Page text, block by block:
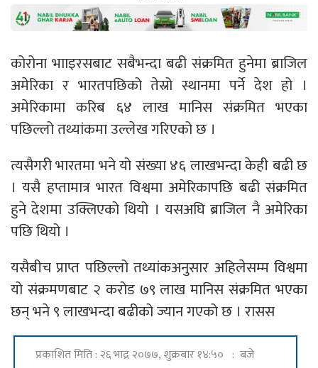
कोरोना भााइरसबाट सबैभन्दा बढी संक्रमित हुनेमा ब्राजिल
अमेरिका र भारतपछिको तेस्रो स्थानमा पर्ने देश हो ।
अमेरिकामा करिब ६४ लाख मानिस संक्रमित भएका
पछिल्लो तथ्यांकमा उल्लेख गरिएको छ ।
त्यसैगरी भारतमा भने यो संख्या ४६ लाखभन्दा केही बढी छ
। यसै हप्तामात्र भारत विश्वमा अमेरिकापछि बढी संक्रमित
हुने देशमा उक्लिएको थियो । यसअघि ब्राजिल नै अमेरिका
पछि थियो ।
यसैबीच प्राप्त पछिल्लो तथ्यांकअनुसार अहिलेसम्म विश्वमा
यो संक्रमणबाट २ करोड ७९ लाख मानिस संक्रमित भएका
छन् भने ९ लाखभन्दा बढीको ज्यान गएको छ । रासस
प्रकाशित मिति : २६ भाद्र २०७७, शुक्रबार १४:५० : बजे